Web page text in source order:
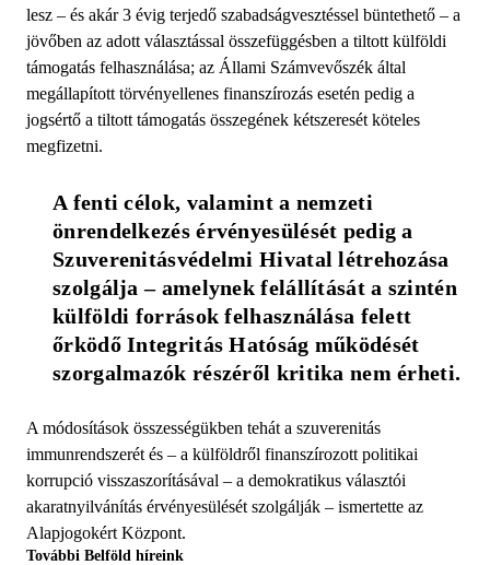
lesz – és akár 3 évig terjedő szabadságvesztéssel büntethető – a
jövőben az adott választással összefüggésben a tiltott külföldi
támogatás felhasználása; az Állami Számvevőszék által
megállapított törvényellenes finanszírozás esetén pedig a
jogsértő a tiltott támogatás összegének kétszeresét köteles
megfizetni.
A fenti célok, valamint a nemzeti
önrendelkezés érvényesülését pedig a
Szuverenitásvédelmi Hivatal létrehozása
szolgálja – amelynek felállítását a szintén
külföldi források felhasználása felett
őrködő Integritás Hatóság működését
szorgalmazók részéről kritika nem érheti.
A módosítások összességükben tehát a szuverenitás
immunrendszerét és – a külföldről finanszírozott politikai
korrupció visszaszorításával – a demokratikus választói
akaratnyilvánítás érvényesülését szolgálják – ismertette az
Alapjogokért Központ.
További Belföld híreink